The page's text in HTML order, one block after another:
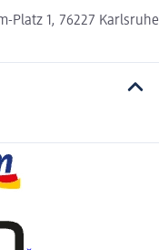
Platz 1, 76227 Karlsruhe